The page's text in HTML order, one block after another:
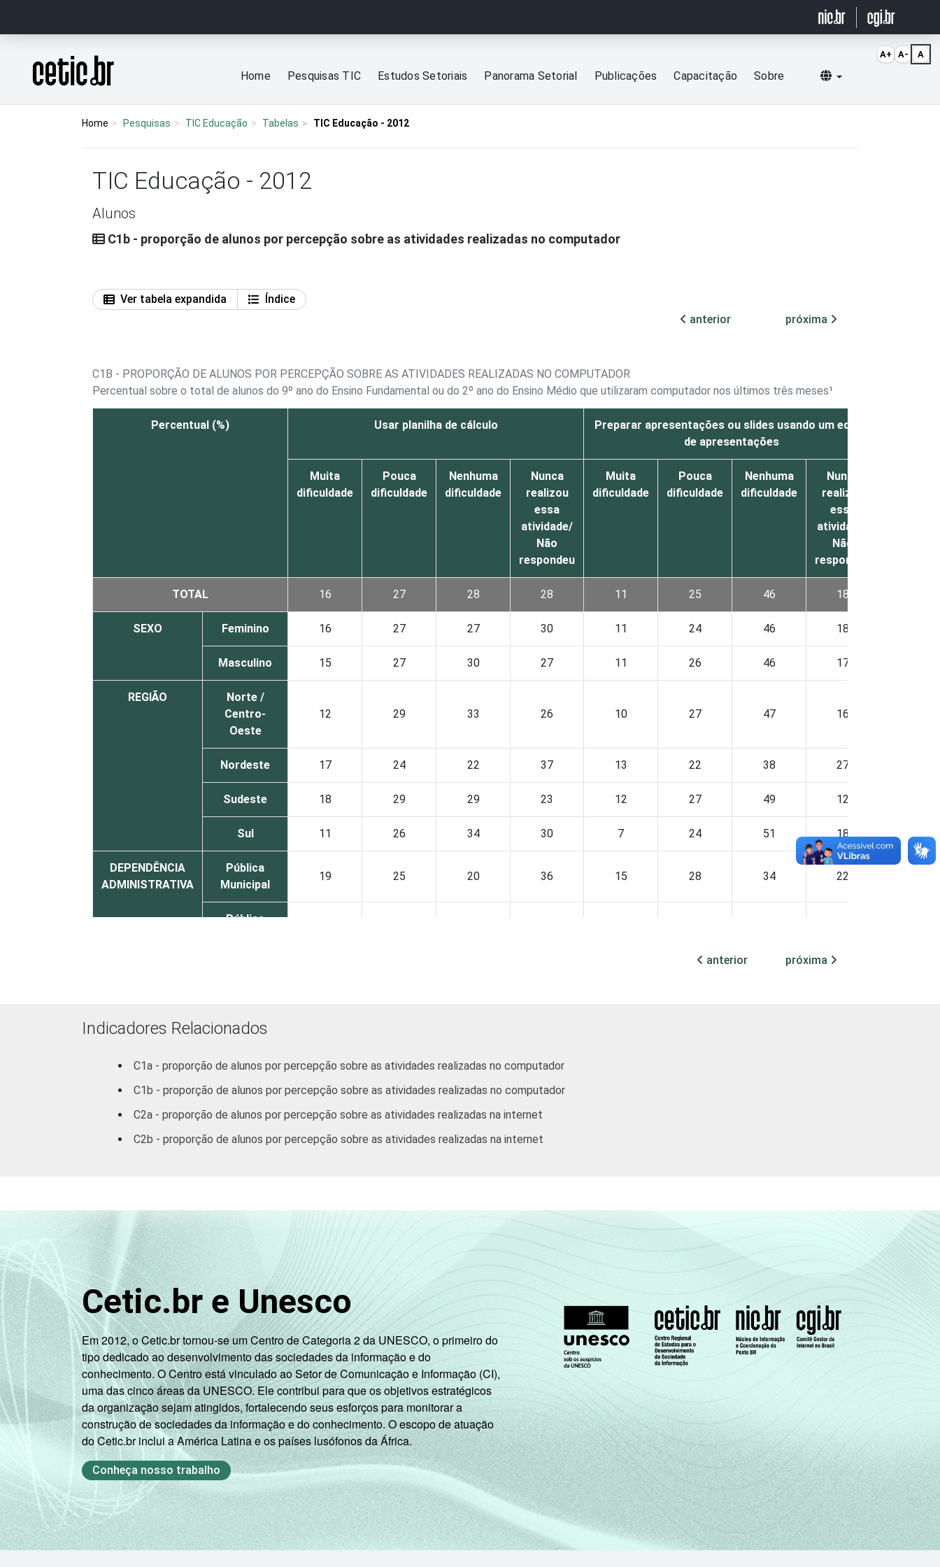
Página inicial
Home Pesquisas TIC Estudos Setoriais Panorama Setorial Publicações Capacitação Sobre Selecionar idioma
Home Pesquisas TIC Educação Tabelas TIC Educação - 2012
TIC Educação - 2012
Alunos
C1b - proporção de alunos por percepção sobre as atividades realizadas no computador
Ver tabela expandida
Índice
anterior
próxima
C1B - PROPORÇÃO DE ALUNOS POR PERCEPÇÃO SOBRE AS ATIVIDADES REALIZADAS NO COMPUTADOR
Percentual sobre o total de alunos do 9º ano do Ensino Fundamental ou do 2º ano do Ensino Médio que utilizaram computador nos últimos três meses¹
Percentual (%) Usar planilha de cálculo
Preparar apresentações ou slides usando um editor
de apresentações
Muita
dificuldade
Pouca
dificuldade
Nenhuma
dificuldade
Nunca
realizou
essa
atividade/
Não
respondeu
Muita
dificuldade
Pouca
dificuldade
Nenhuma
dificuldade
Nunca
realizou
essa
atividade/
Não
respondeu
TOTAL 16 27 28 28 11 25 46 18
SEXO Feminino 16 27 27 30 11 24 46 18
Masculino 15 27 30 27 11 26 46 17
REGIÃO
Norte /
Centro-
Oeste
12 29 33 26 10 27 47 16
Nordeste 17 24 22 37 13 22 38 27
Sudeste 18 29 29 23 12 27 49 12
Sul 11 26 34 30 7 24 51 18 5
DEPENDÊNCIA
ADMINISTRATIVA
Pública
Municipal
19 25 20 36 15 28 34 22
Pública
Particular
ano do
Ensino
2º ano do
Base: 5 004 alunos do 9º ano do Ensino Fundamental ou 2º ano do Ensino Médio que utilizaram computador nos últimos três meses. Respostas
estimuladas e rodiziadas. Dados coletados entre setembro e dezembro de 2012.
Fonte: NIC.br - set/dez 2012
anterior próxima
Indicadores Relacionados
C1a - proporção de alunos por percepção sobre as atividades realizadas no computador
C1b - proporção de alunos por percepção sobre as atividades realizadas no computador
C2a - proporção de alunos por percepção sobre as atividades realizadas na internet
C2b - proporção de alunos por percepção sobre as atividades realizadas na internet
Cetic.br e Unesco
Em 2012, o Cetic.br tornou-se um Centro de Categoria 2 da UNESCO, o primeiro do
tipo dedicado ao desenvolvimento das sociedades da informação e do
conhecimento. O Centro está vinculado ao Setor de Comunicação e Informação (CI),
uma das cinco áreas da UNESCO. Ele contribui para que os objetivos estratégicos
da organização sejam atingidos, fortalecendo seus esforços para monitorar a
construção de sociedades da informação e do conhecimento. O escopo de atuação
do Cetic.br inclui a América Latina e os países lusófonos da África.
Conheça nosso trabalho
A+ A- A